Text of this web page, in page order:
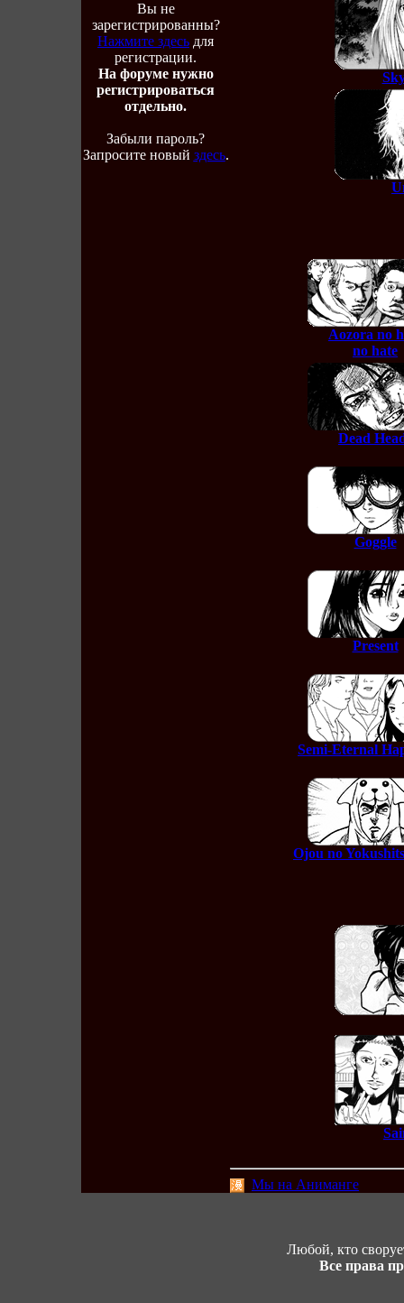
Вы не
зарегистрированны?
Нажмите здесь для
регистрации.
На форуме нужно
регистрироваться
отдельно.
Забыли пароль?
Запросите новый здесь.
Aozora no
no hate
Dead
Goggle
Present
Semi-Eternal
Ojou no
Мы на Аниманге
Любой, кто
Все права